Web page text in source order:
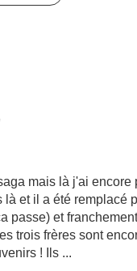
mais là j'ai encore
et il a été remplacé
passe) et
trois frères sont
! Ils ...